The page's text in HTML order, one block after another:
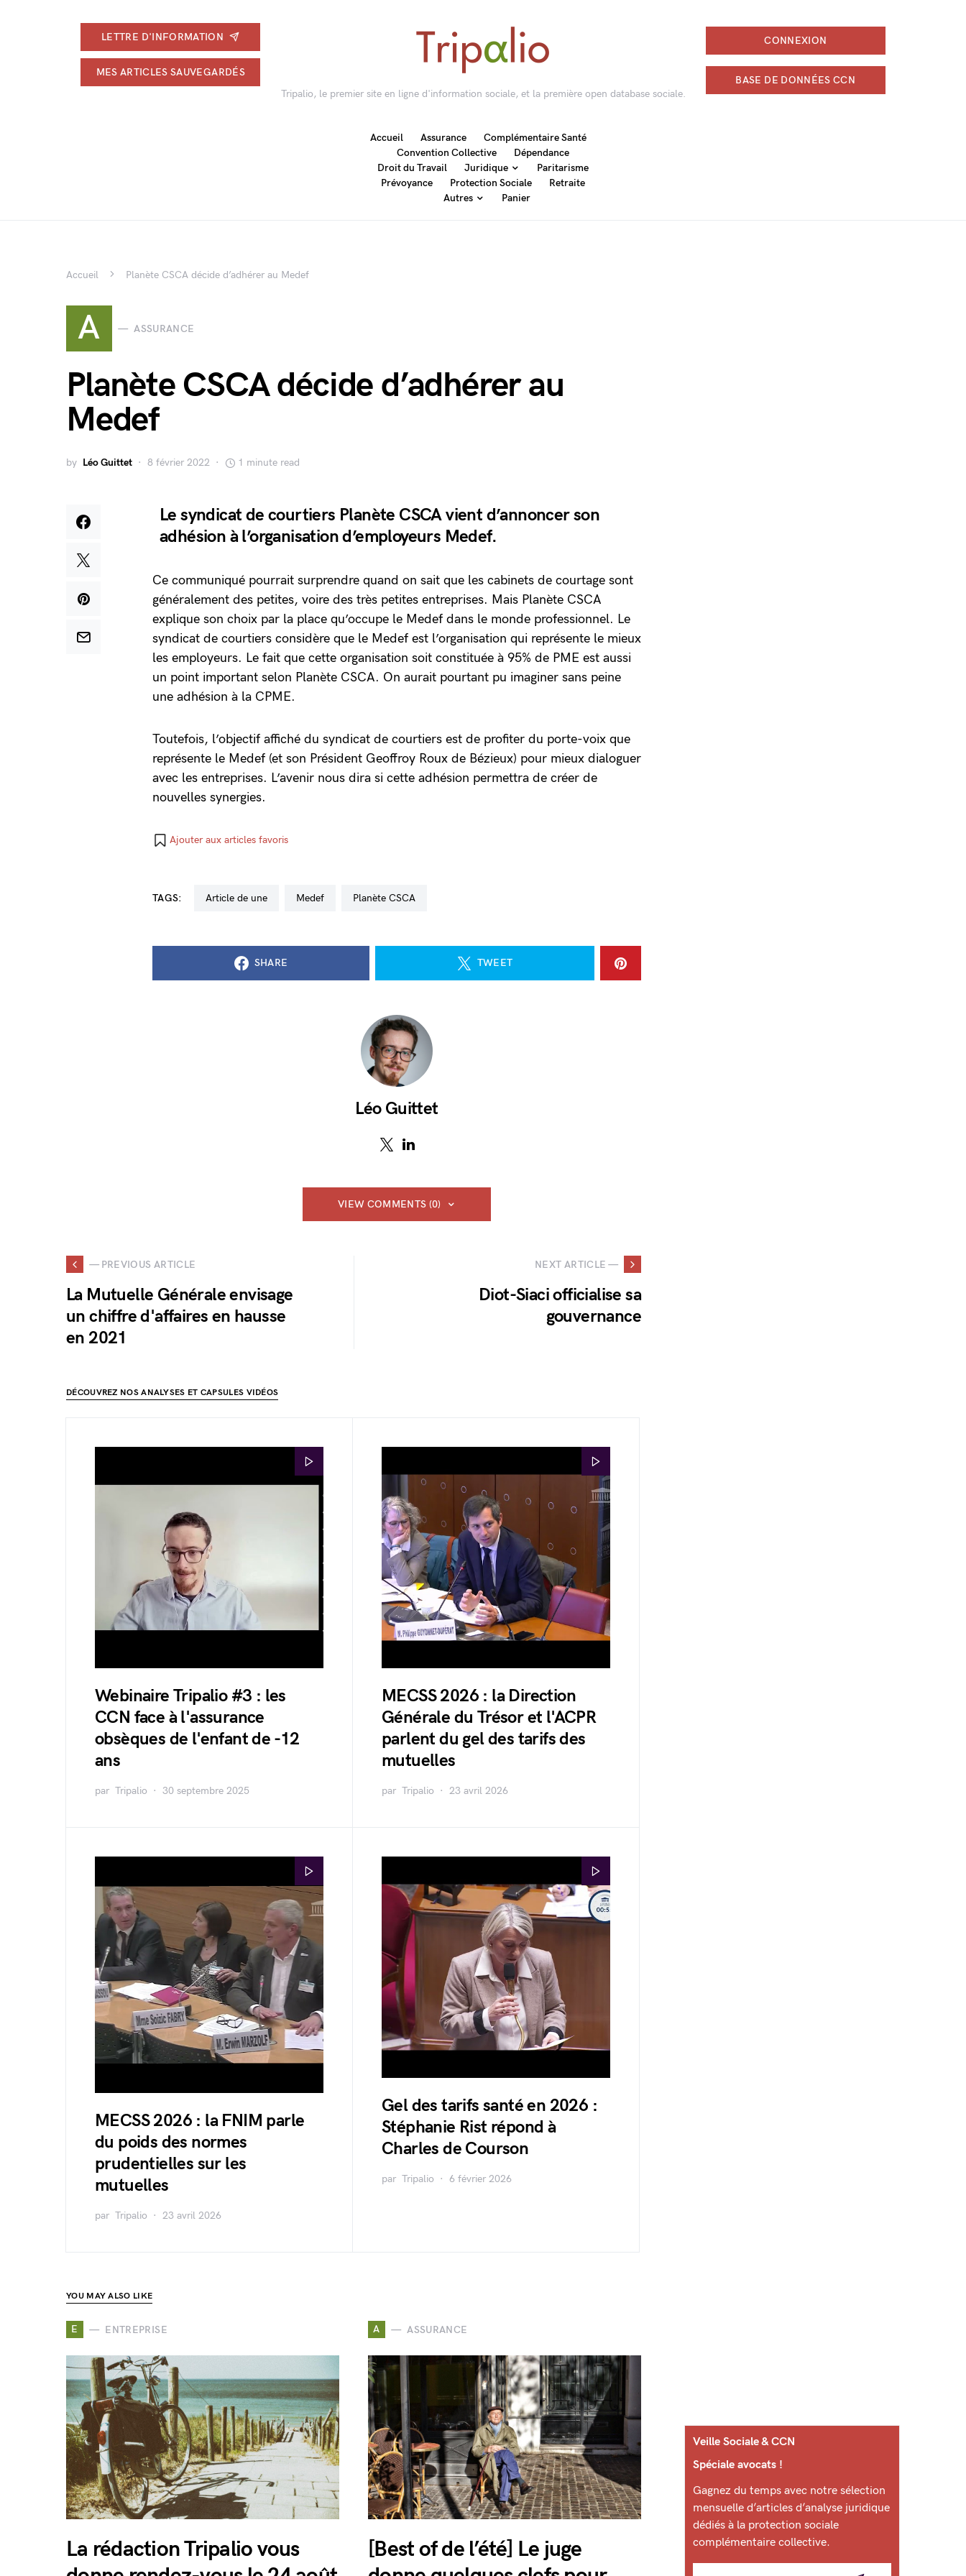
LETTRE D'INFORMATION
MES ARTICLES SAUVEGARDÉS
Tripalio, le premier site en ligne d'information sociale, et la première open database sociale.
CONNEXION
BASE DE DONNÉES CCN
Accueil Assurance
Complémentaire Santé
Convention Collective
Dépendance
Droit du Travail
Juridique
Paritarisme
Prévoyance
Protection Sociale
Retraite
Autres
Panier
Accueil Planète CSCA décide d’adhérer au Medef
A ASSURANCE
Planète CSCA décide d’adhérer au
Medef
by Léo Guittet 8 février 2022 1 minute read
Le syndicat de courtiers Planète CSCA vient d’annoncer son
adhésion à l’organisation d’employeurs Medef.
Ce communiqué pourrait surprendre quand on sait que les cabinets de courtage sont
généralement des petites, voire des très petites entreprises. Mais Planète CSCA
explique son choix par la place qu’occupe le Medef dans le monde professionnel. Le
syndicat de courtiers considère que le Medef est l’organisation qui représente le mieux
les employeurs. Le fait que cette organisation soit constituée à 95% de PME est aussi
un point important selon Planète CSCA. On aurait pourtant pu imaginer sans peine
une adhésion à la CPME.
Toutefois, l’objectif affiché du syndicat de courtiers est de profiter du porte-voix que
représente le Medef (et son Président Geoffroy Roux de Bézieux) pour mieux dialoguer
avec les entreprises. L’avenir nous dira si cette adhésion permettra de créer de
nouvelles synergies.
Ajouter aux articles favoris
TAGS: Article de une Medef Planète CSCA
SHARE TWEET
Léo Guittet
VIEW COMMENTS (0)
— PREVIOUS ARTICLE
La Mutuelle Générale envisage
un chiffre d'affaires en hausse
en 2021
NEXT ARTICLE —
Diot-Siaci officialise sa
gouvernance
DÉCOUVREZ NOS ANALYSES ET CAPSULES VIDÉOS
Webinaire Tripalio #3 : les
CCN face à l'assurance
obsèques de l'enfant de -12
ans
par Tripalio 30 septembre 2025
MECSS 2026 : la Direction
Générale du Trésor et l'ACPR
parlent du gel des tarifs des
mutuelles
par Tripalio 23 avril 2026
MECSS 2026 : la FNIM parle
du poids des normes
prudentielles sur les
mutuelles
par Tripalio 23 avril 2026
Gel des tarifs santé en 2026 :
Stéphanie Rist répond à
Charles de Courson
par Tripalio 6 février 2026
YOU MAY ALSO LIKE
E ENTREPRISE
La rédaction Tripalio vous
A ASSURANCE
[Best of de l’été] Le juge
Veille Sociale & CCN
Spéciale avocats !
Gagnez du temps avec notre sélection
mensuelle d’articles d’analyse juridique
dédiés à la protection sociale
complémentaire collective.